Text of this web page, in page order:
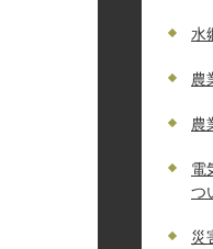
水
農
農
電
つ
災